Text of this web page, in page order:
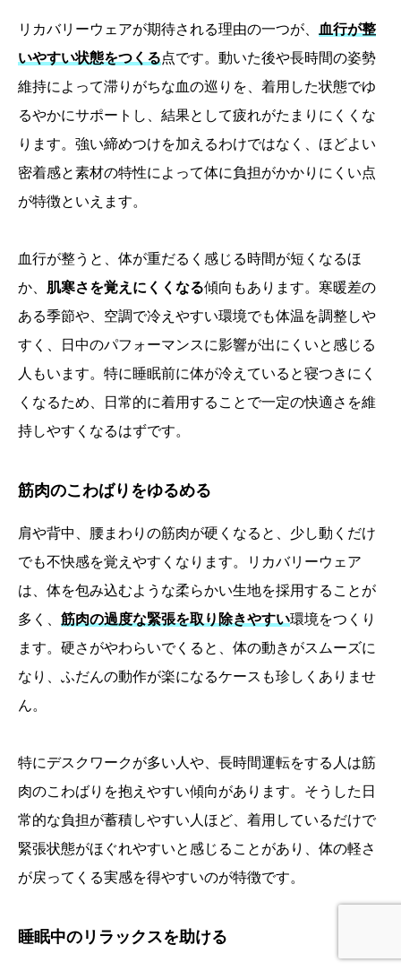
リカバリーウェアが期待される理由の一つが、 血行が整
いやすい状態をつくる点です。動いた後や長時間の姿勢
維持によって滞りがちな血の巡りを、着用した状態でゆ
るやかにサポートし、結果として疲れがたまりにくくな
ります。強い締めつけを加えるわけではなく、ほどよい
密着感と素材の特性によって体に負担がかかりにくい点
が特徴といえます。
血行が整うと、体が重だるく感じる時間が短くなるほ
か、 肌寒さを覚えにくくなる傾向もあります。寒暖差の
ある季節や、空調で冷えやすい環境でも体温を調整しや
すく、日中のパフォーマンスに影響が出にくいと感じる
人もいます。特に睡眠前に体が冷えていると寝つきにく
くなるため、日常的に着用することで一定の快適さを維
持しやすくなるはずです。
筋肉のこわばりをゆるめる
肩や背中、腰まわりの筋肉が硬くなると、少し動くだけ
でも不快感を覚えやすくなります。リカバリーウェア
は、体を包み込むような柔らかい生地を採用することが
多く、 筋肉の過度な緊張を取り除きやすい環境をつくり
ます。硬さがやわらいでくると、体の動きがスムーズに
なり、ふだんの動作が楽になるケースも珍しくありませ
ん。
特にデスクワークが多い人や、長時間運転をする人は筋
肉のこわばりを抱えやすい傾向があります。そうした日
常的な負担が蓄積しやすい人ほど、着用しているだけで
緊張状態がほぐれやすいと感じることがあり、体の軽さ
が戻ってくる実感を得やすいのが特徴です。
睡眠中のリラックスを助ける
お役立ちブログ